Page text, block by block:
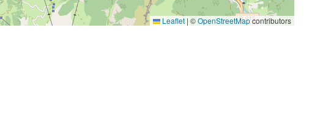
Leaflet | ©OpenStreetMapcontributors